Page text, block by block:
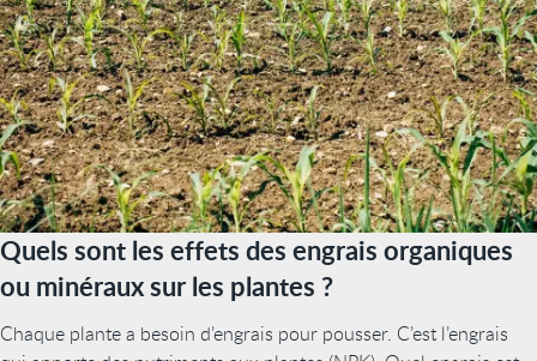
Quels sont les effets des engrais organiques
ou minéraux sur les plantes ?
Chaque plante a besoin d’engrais pour pousser. C’est l’engrais